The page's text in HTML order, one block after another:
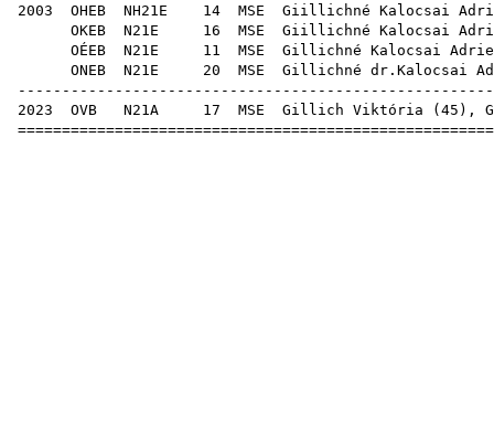
2003 OHEB NH21E 14 MSE
OKEB N21E 16 MSE
OÉEB N21E 11 MSE
ONEB N21E 20 MSE
2023 OVB N21A 17 MSE Gillich Viktória ( 45 ),